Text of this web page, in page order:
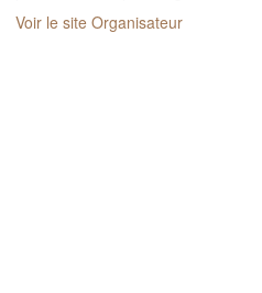
Voir le site Organisateur